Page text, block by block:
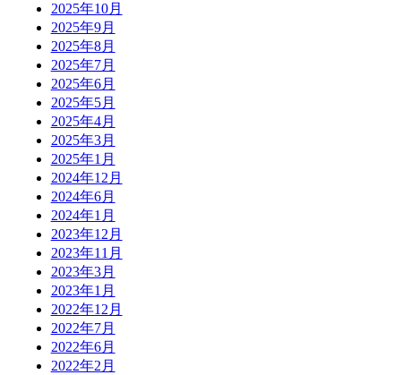
2025年10月
2025年9月
2025年8月
2025年7月
2025年6月
2025年5月
2025年4月
2025年3月
2025年1月
2024年12月
2024年6月
2024年1月
2023年12月
2023年11月
2023年3月
2023年1月
2022年12月
2022年7月
2022年6月
2022年2月